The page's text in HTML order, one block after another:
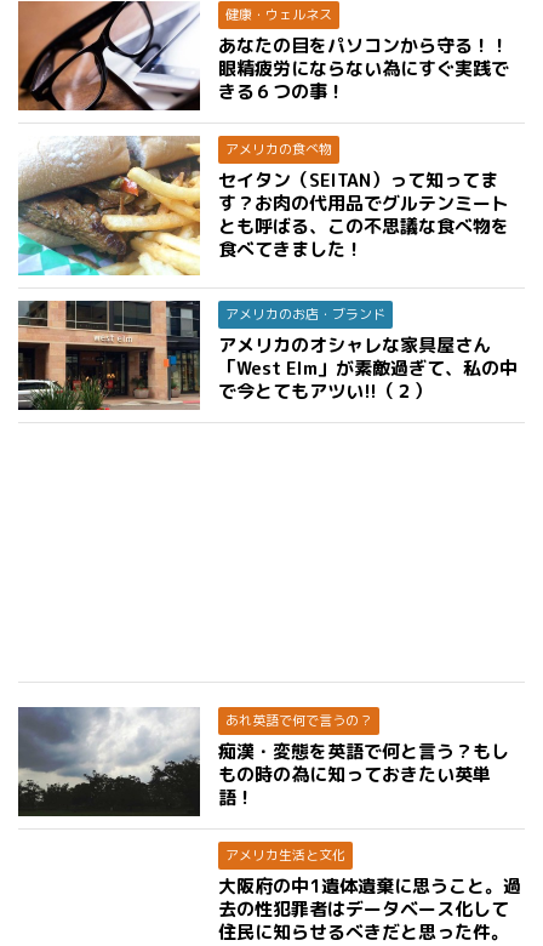
健康・ウェルネス
あなたの目をパソコンから守る！！
眼精疲労にならない為にすぐ実践で
きる６つの事！
アメリカの食べ物
セイタン（SEITAN）って知ってま
す？お肉の代用品でグルテンミート
とも呼ばる、この不思議な食べ物を
食べてきました！
アメリカのお店・ブランド
アメリカのオシャレな家具屋さん
「West Elm」が素敵過ぎて、私の中
で今とてもアツい!!（２）
あれ英語で何で言うの？
痴漢・変態を英語で何と言う？もし
もの時の為に知っておきたい英単
語！
アメリカ生活と文化
大阪府の中1遺体遺棄に思うこと。過
去の性犯罪者はデータベース化して
住民に知らせるべきだと思った件。